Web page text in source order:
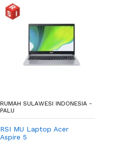
RUMAH SULAWESI INDONESIA -
PALU
RSI MU Laptop Acer
Aspire 5